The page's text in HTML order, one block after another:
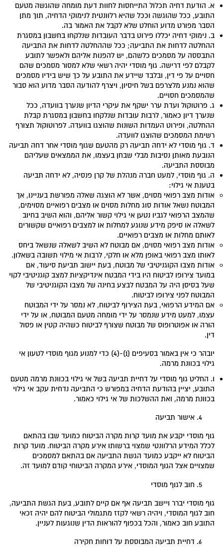
א. הודעת דחיה תכלול התייחסות לחוות דעת מומחה שהוגשה מטעם
התובע, ככל שהוגשה וככל שהיא רלוונטית לנימוקי הדחיה, תוך מתן
הסבר מפורט מדוע הוחלט שלא לקבל את האמור בה.
ב. נימוקי דחיה יכללו פירוט בדבר העובדות שנלקחו בחשבון במסגרת
ההחלטה לדחות את התביעה; ככל שההחלטה לדחות את התביעה
התבססה על מסמכים כלשהם, יש להפנות אליהם ולאפשר לתובע
לקבלם לפי דרישה. גוף מוסדי יהיה רשאי שלא למסור מסמכים שהם
חסויים על פי דין, ובלבד שיידע את התובע על כך שיש בידיו מסמכים
שהוא נמנע מלצרפם בשל חיסיון, ויצרף להודעה הסבר מדוע הוא סבור
שהמסמכים חסויים.
ג. פרוטוקול ועדת ערר ישקף את עיקרי הדיון שנערך בוועדה, ככל
שנערך דיון כאמור, לרבות עובדות שנלקחו בחשבון במסגרת קבלת
ההחלטה, ופירוט העמדות השונות שהוצגו בוועדה. לפרוטוקול תצורף
רשימת המסמכים שהוצגו לוועדה.
ד. גוף מוסדי לא ידחה תביעה רק מהטעם שגוף מוסדי אחר דחה תביעה
הנובעת מאותן נסיבות מבלי שבחן בעצמו, את הממצאים שעליהם
מבוססת התביעה.
ה. גוף מוסדי, למעט חברה מנהלת של קרן פנסיה, לא ידחה תביעה
בטענת אי גילוי:
אודות מצב רפואי מסוים, אשר לא הוצגה שאלה מפורשת בעניינו, אך
המבוטח נשאל אודות סוג מחלות מסוים או מצבים רפואיים מסוימים,
שהמצב הרפואי לגביו נטען אי גילוי קשור אליהם, והוא השיב בחיוב
לשאלה או סיפק מידע שנוגע למחלות או למצבים רפואיים שקשורים
לאותם מחלות או מצבים רפואיים.
אודות מצב רפואי מסוים, אם מבוטח לא השיב לשאלה שנשאל ביחס
לאותו מצב רפואי באופן מלא או חלקי, לרבות אי מילוי תשובה בשאלון.
אודות מצבו הקוגניטיבי של מבוטח, בעת יישוב תביעת סיעוד, אם
במועד צירופו לביטוח היו בידי המבטח אינדיקציות למצב קוגניטיבי לקוי
שעל בסיסן היה על המבטח לבצע בחינה של מצבו הקוגניטיבי של
המבוטח לפני צירופו לביטוח.
אם המידע הרפואי, בעת הצירוף לביטוח, לא נמסר על ידי המבוטח
עצמו, למעט מידע שנמסר על ידי מומחה מטעם המבוטח, או על ידי
הורה או אפוטרופוס של מבוטח שצורף לביטוח כשהיה קטין או פסול
דין.
יובהר כי אין באמור בסעיפים (1)-(4) כדי למנוע מגוף מוסדי לטעון אי
גילוי בכוונת מרמה.
ו. החליט גוף מוסדי על דחיית תביעה בשל אי גילוי בכוונת מרמה מטעם
התובע, יציין בהודעת הדחיה במפורש כי התביעה נדחית עקב אי גילוי
בכוונת מרמה, ואת ההשלכות של אי גילוי כאמור.
אישור תביעה
גוף מוסדי יקבע את מועד קרות מקרה הביטוח כמועד שבו בהתאם
לכלל המידע הרלוונטי שמצוי ברשותו אירע מקרה הביטוח. מועד קרות
הביטוח לא ייקבע כמועד הגשת התביעה אם בהתאם למסמכים
שמצויים אצל הגוף המוסדי, אירע המקרה הביטוחי קודם למועד זה.
חוב לגוף מוסדי
גוף מוסדי יברר ויישב תביעה אף אם קיים לתובע, בעת הגשת התביעה,
חוב לגוף המוסדי, ויהיה רשאי לקזז מתגמולי הביטוח להם יהיה זכאי
התובע חוב כאמור, והכל בכפוף להוראות הדין שנוגעות לעניין.
דחיית תביעה המבוססת על דוחות חקירה